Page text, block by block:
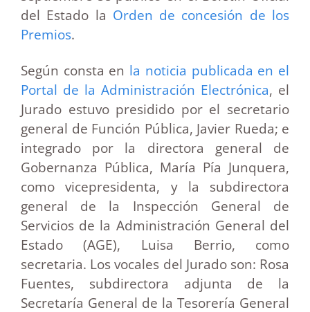
del Estado la Orden de concesión de los
Premios.
Según consta en la noticia publicada en el
Portal de la Administración Electrónica, el
Jurado estuvo presidido por el secretario
general de Función Pública, Javier Rueda; e
integrado por la directora general de
Gobernanza Pública, María Pía Junquera,
como vicepresidenta, y la subdirectora
general de la Inspección General de
Servicios de la Administración General del
Estado (AGE), Luisa Berrio, como
secretaria. Los vocales del Jurado son: Rosa
Fuentes, subdirectora adjunta de la
Secretaría General de la Tesorería General